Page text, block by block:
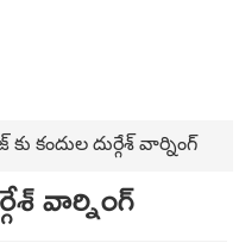
కందుల దుర్గేశ్ వార్నింగ్
వార్నింగ్